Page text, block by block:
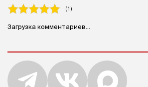
( 1 )
Загрузка комментариев...